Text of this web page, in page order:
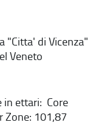
"Citta' di Vicenza"
Veneto
in ettari: Core
Zone: 101,87